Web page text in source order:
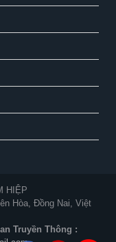
HIỆP
Hòa, Đồng Nai, Việt
Truyền Thông :